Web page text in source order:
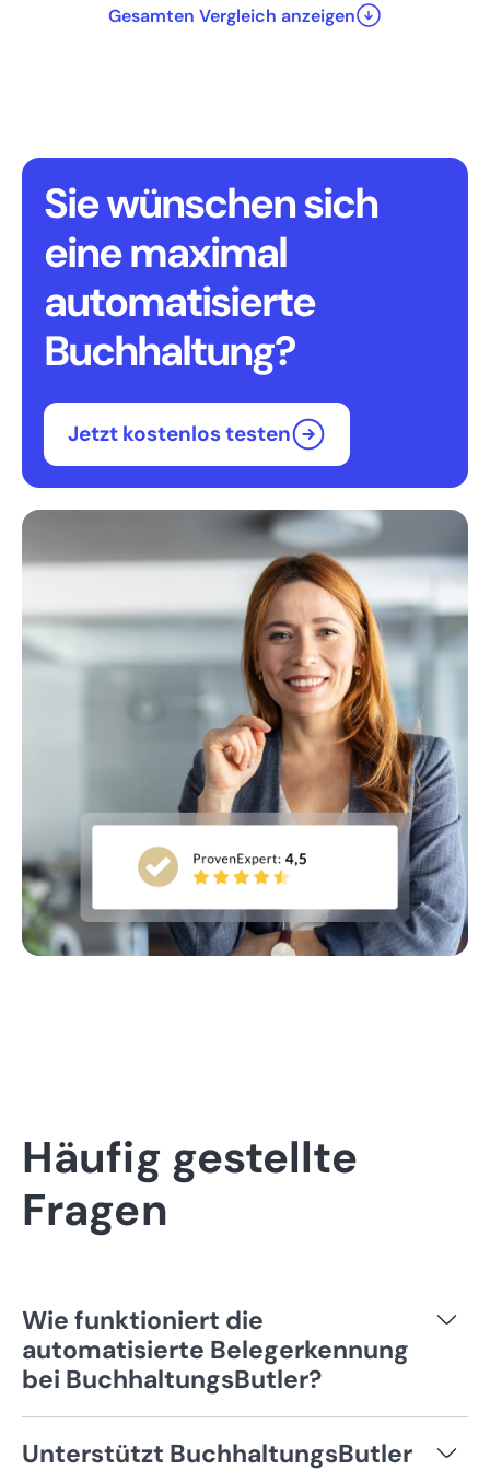
Gesamten Vergleich anzeigen
Sie wünschen sich
eine maximal
automatisierte
Buchhaltung?
Jetzt kostenlos testen
Häufig gestellte
Fragen
Wie funktioniert die
automatisierte Belegerkennung
bei BuchhaltungsButler?
Unterstützt BuchhaltungsButler